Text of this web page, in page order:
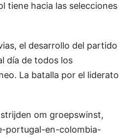
tiene hacia las selecciones
el desarrollo del partido
día de todos los
La batalla por el liderato
om groepswinst,
portugal-en-colombia-